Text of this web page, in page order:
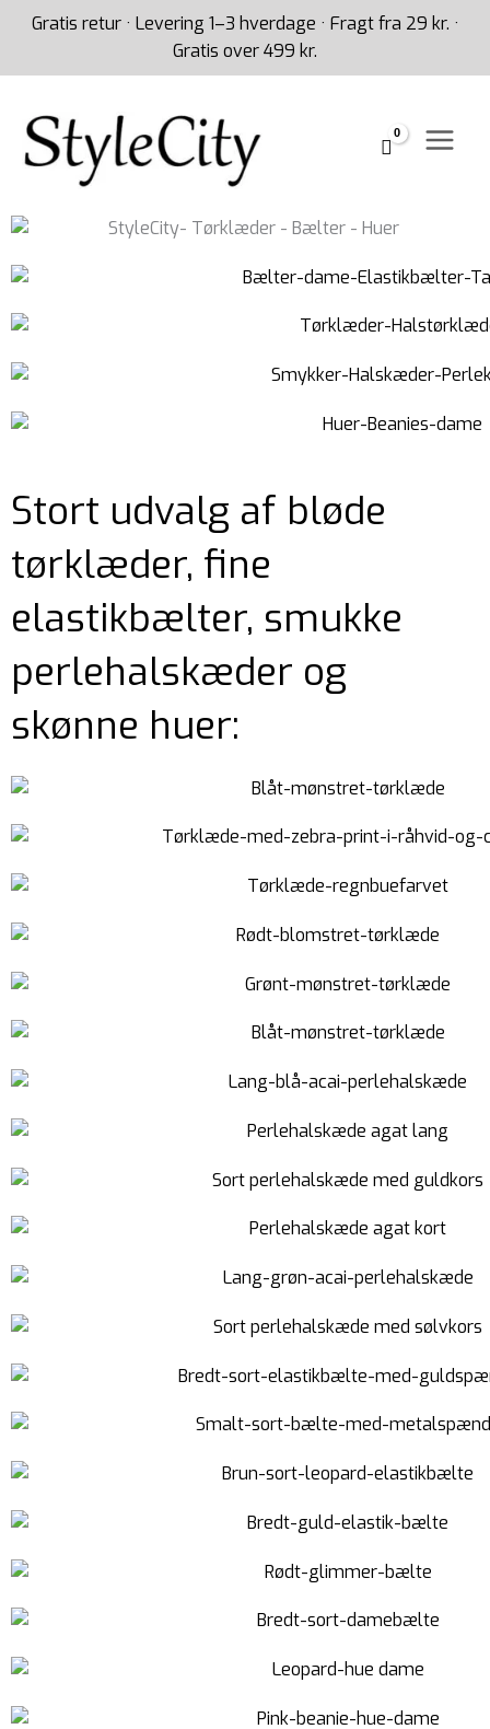
Gratis retur · Levering 1–3 hverdage · Fragt fra 29 kr. ·
Gratis over 499 kr.
Stort udvalg af bløde
tørklæder, fine
elastikbælter, smukke
perlehalskæder og
skønne huer: